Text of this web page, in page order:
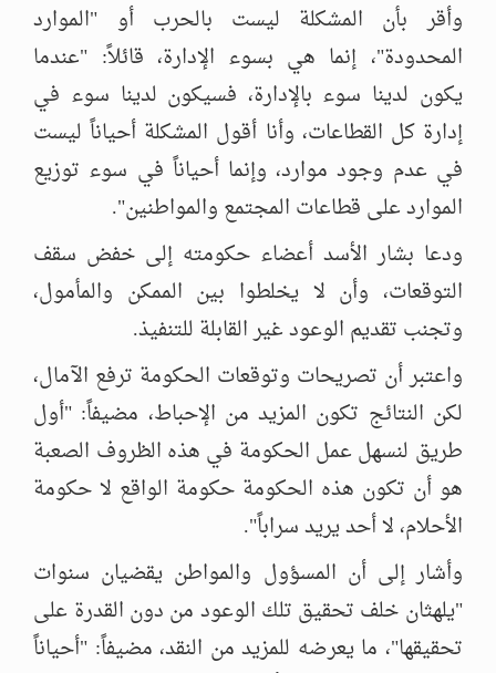
وأقر بأن المشكلة ليست بالحرب أو "الموارد
المحدودة"، إنما هي بسوء الإدارة، قائلاً: "عندما
يكون لدينا سوء بالإدارة، فسيكون لدينا سوء في
إدارة كل القطاعات، وأنا أقول المشكلة أحياناً ليست
في عدم وجود موارد، وإنما أحياناً في سوء توزيع
الموارد على قطاعات المجتمع والمواطنين".
ودعا بشار الأسد أعضاء حكومته إلى خفض سقف
التوقعات، وأن لا يخلطوا بين الممكن والمأمول،
وتجنب تقديم الوعود غير القابلة للتنفيذ.
واعتبر أن تصريحات وتوقعات الحكومة ترفع الآمال،
لكن النتائج تكون المزيد من الإحباط، مضيفاً: "أول
طريق لنسهل عمل الحكومة في هذه الظروف الصعبة
هو أن تكون هذه الحكومة حكومة الواقع لا حكومة
الأحلام، لا أحد يريد سراباً".
وأشار إلى أن المسؤول والمواطن يقضيان سنوات
"يلهثان خلف تحقيق تلك الوعود من دون القدرة على
تحقيقها"، ما يعرضه للمزيد من النقد، مضيفاً: "أحياناً